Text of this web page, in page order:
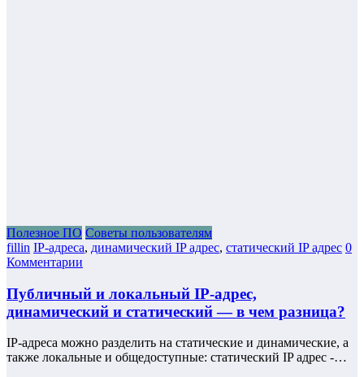
Полезное ПО Советы пользователям
fillin IP-адреса, динамический IP адрес, статический IP адрес 0
Комментарии
Публичный и локальный IP-адрес,
динамический и статический — в чем разница?
IP-адреса можно разделить на статические и динамические, а
также локальные и общедоступные: статический IP адрес -…